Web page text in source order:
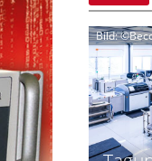
r
a
l
e
s
‘
i
s
i
n
i
g
h
v
e
n
t
z
u
r
T
G
P
t
ä
r
k
t
Bild: